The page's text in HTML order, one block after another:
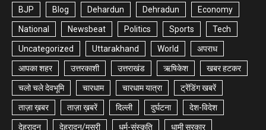
BJP Blog Dehardun Dehradun Economy
National Newsbeat Politics Sports Tech
Uncategorized Uttarakhand World अपराध
आपका शहर उत्तरकाशी उत्तराखंड ऋषिकेश खबर हटकर
चलो चले देवभूमि चारधाम चारधाम यात्रा ट्रेंडिंग खबरें
ताज़ा ख़बर ताज़ा ख़बरें दिल्ली दुर्घटना देश-विदेश
देहरादून देहरादून/मसूरी धर्म-संस्कृति धामी सरकार